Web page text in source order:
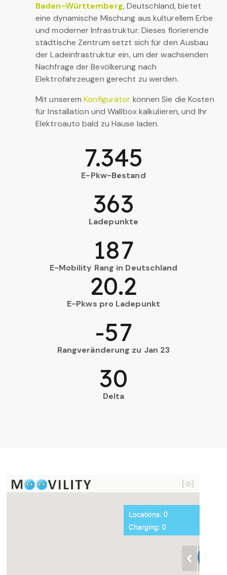
Baden-Württemberg, Deutschland, bietet
eine dynamische Mischung aus kulturellem Erbe
und moderner Infrastruktur. Dieses florierende
städtische Zentrum setzt sich für den Ausbau
der Ladeinfrastruktur ein, um der wachsenden
Nachfrage der Bevölkerung nach
Elektrofahrzeugen gerecht zu werden.
Mit unseremKonfigurator können Sie die Kosten
für Installation und Wallbox kalkulieren, und Ihr
Elektroauto bald zu Hause laden.
E-Pkw-Bestand
7.345
Ladepunkte
363
E-Mobility Rang in Deutschland
187
E-Pkws pro Ladepunkt
20.2
Rangveränderung zu Jan 23
-57
Delta
30